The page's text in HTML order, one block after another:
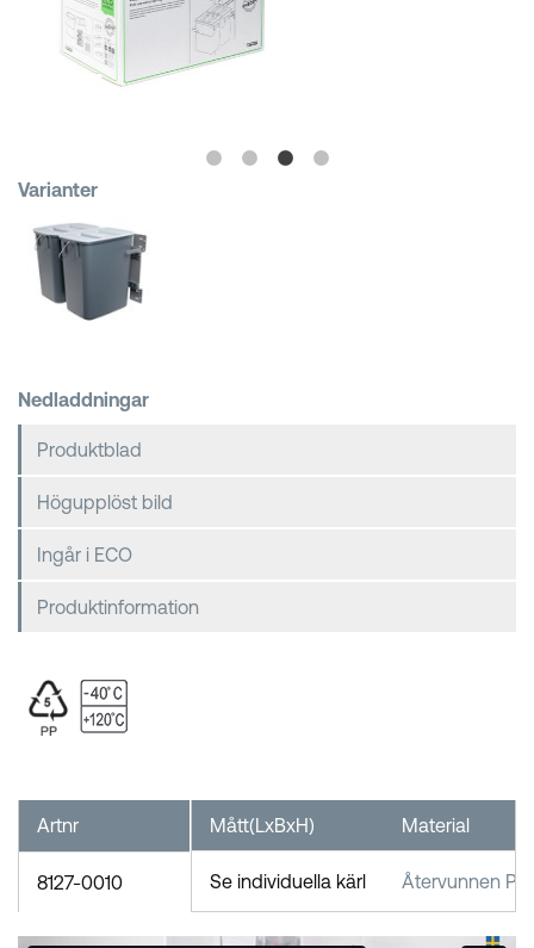
Kundkorgar
Varianter
Nedladdningar
Produktblad
Högupplöst bild
Ingår i ECO
Produktinformation
Mått(LxBxH) Material
Se individuella kärl Återvunnen
Artnr
8127-0010